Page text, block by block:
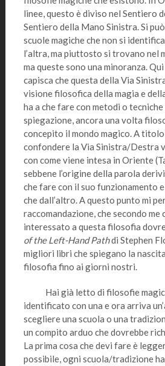
linee, questo è diviso nel Sentiero
Sentiero della Mano Sinistra. Si
scuole magiche che non si
l’altra, ma piuttosto si trovano nel
ma queste sono una minoranza.
capisca che questa della Via
visione filosofica della magia e
ha a che fare con metodi o
spiegazione, ancora una volta
concepito il mondo magico. A
confondere la Via Sinistra/Destra
con come viene intesa in Oriente
sebbene l’origine della parola
che fare con il suo funzionamento
che dall’altro. A questo punto mi
raccomandazione, che secondo me
interessato a questa filosofia
of the Left-Hand Pathdi Stephen
migliori libri che spiegano la
filosofia fino ai giorni nostri.
Hai già letto di filosofie
identificato con una e ora arriva
scegliere una scuola o una
un compito arduo che dovrebbe
La prima cosa che devi fare è
possibile, ogni scuola/tradizione